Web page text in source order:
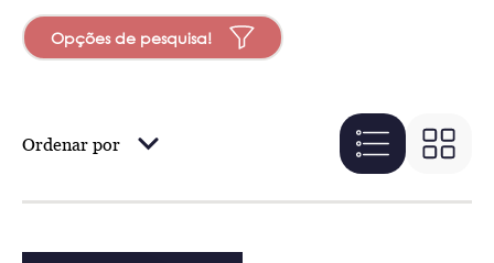
Opções de pesquisa!
Ordenar por